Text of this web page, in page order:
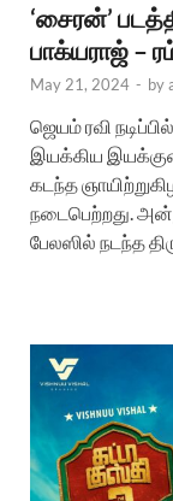
‘சைரன்’
பாக்யராஜ் –
May 21, 2024 - by
ஜெயம் ரவி
இயக்கிய
கடந்த
நடைபெற்றது.
பேலஸில் நடந்த